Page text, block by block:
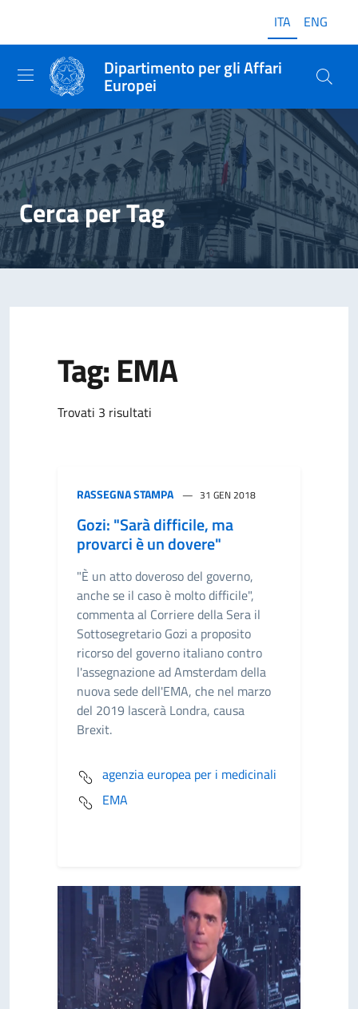
ITA ENG
Dipartimento per gli Affari
Europei
Cerca per Tag
Tag: EMA
Trovati 3 risultati
RASSEGNA STAMPA 31 GEN 2018
Gozi: "Sarà difficile, ma
provarci è un dovere"
"È un atto doveroso del governo,
anche se il caso è molto difficile",
commenta al Corriere della Sera il
Sottosegretario Gozi a proposito
ricorso del governo italiano contro
l'assegnazione ad Amsterdam della
nuova sede dell'EMA, che nel marzo
del 2019 lascerà Londra, causa
Brexit.
agenzia europea per i medicinali
EMA